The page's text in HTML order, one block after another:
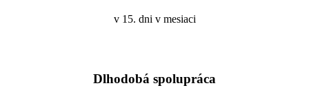
v 15. dni v mesiaci
Dlhodobá spolupráca